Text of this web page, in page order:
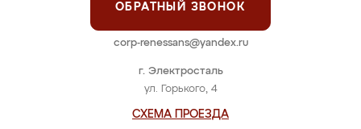
г. Электросталь
ул. Горького, 4
СХЕМА ПРОЕЗДА
ОБРАТНЫЙ ЗВОНОК
corp-renessans@yandex.ru